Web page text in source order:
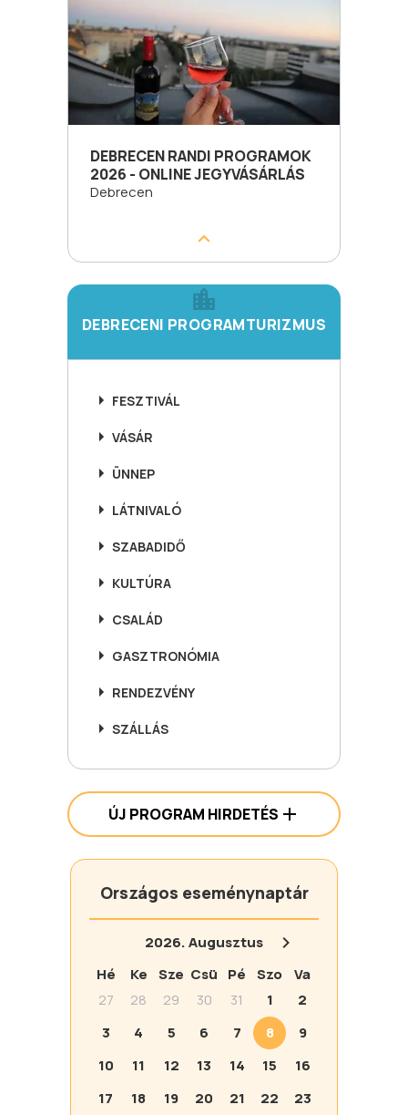
DEBRECEN RANDI PROGRAMOK
2026 - ONLINE JEGYVÁSÁRLÁS
Debrecen
DEBRECENI PROGRAMTURIZMUS
FESZTIVÁL
VÁSÁR
ÜNNEP
LÁTNIVALÓ
SZABADIDŐ
KULTÚRA
CSALÁD
GASZTRONÓMIA
RENDEZVÉNY
SZÁLLÁS
ÚJ PROGRAM HIRDETÉS
Országos eseménynaptár
2026.Augusztus
Hé
Ke Sze Csü Pé Szo
Va
27
28 29 30 31 1
2
3
4 5 6 7 8
9
10
11 12 13 14 15
16
17
18 19 20 21 22
23